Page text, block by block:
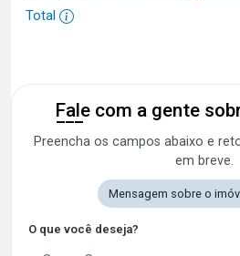
Total
Fale com a gente
Preencha os campos abaixo e
em breve.
Mensagem sobre o
O que você deseja?